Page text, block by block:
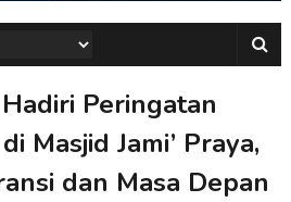
Peringatan
Masjid Jami’ Praya,
dan Masa Depan